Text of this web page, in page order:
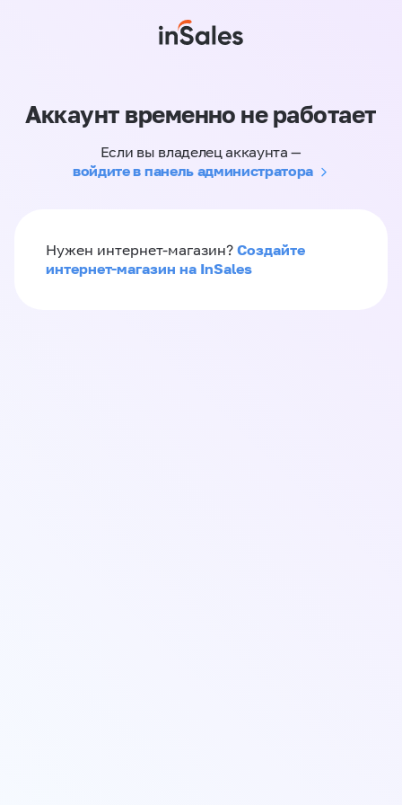
Аккаунт временно не работает
Если вы владелец аккаунта —
войдите в панель администратора
Нужен интернет-магазин? Создайте
интернет-магазин на InSales